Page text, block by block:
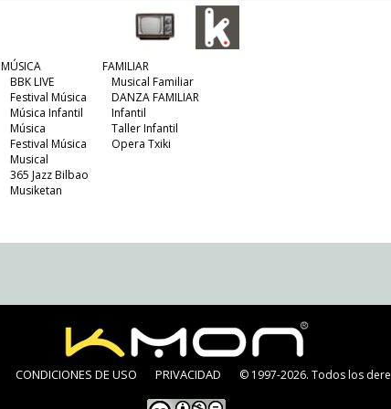
MÚSICA
BBK LIVE
Festival Música
Música Infantil
Música
Festival Música
Musical
365 Jazz Bilbao
Musiketan
FAMILIAR
Musical Familiar
DANZA FAMILIAR
Infantil
Taller Infantil
Opera Txiki
CONDICIONES DE USO PRIVACIDAD © 1997-2026. Todos los